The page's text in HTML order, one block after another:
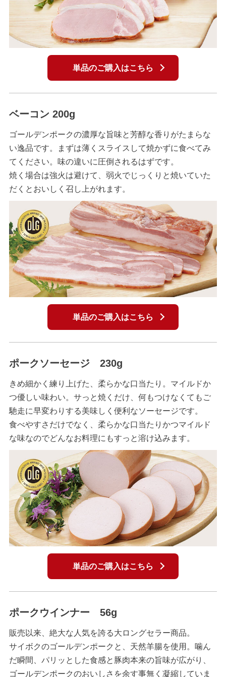
単品のご購入はこちら
ベーコン 200g
ゴールデンポークの濃厚な旨味と芳醇な香りがたまらな
い逸品です。まずは薄くスライスして焼かずに食べてみ
てください。味の違いに圧倒されるはずです。
焼く場合は強火は避けて、弱火でじっくりと焼いていた
だくとおいしく召し上がれます。
単品のご購入はこちら
ポークソーセージ 230g
きめ細かく練り上げた、柔らかな口当たり。マイルドか
つ優しい味わい。サっと焼くだけ、何もつけなくてもご
馳走に早変わりする美味しく便利なソーセージです。
食べやすさだけでなく、柔らかな口当たりかつマイルド
な味なのでどんなお料理にもすっと溶け込みます。
単品のご購入はこちら
ポークウインナー 56g
販売以来、絶大な人気を誇る大ロングセラー商品。
サイボクのゴールデンポークと、天然羊腸を使用。噛ん
だ瞬間、パリッとした食感と豚肉本来の旨味が広がり、
ゴールデンポークのおいしさを余す事無く凝縮していま